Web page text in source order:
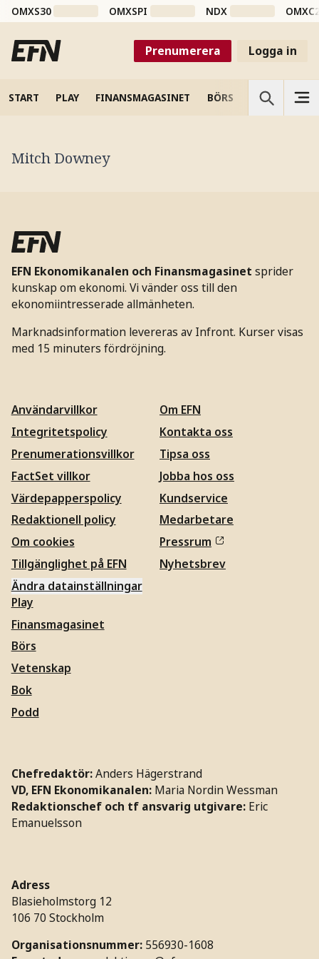
OMXS30 OMXSPI NDX
Prenumerera Logga in
START PLAY FINANSMAGASINET BÖRS VETENSKAP
Mitch Downey
EFN Ekonomikanalen och Finansmagasinet sprider
kunskap om ekonomi. Vi vänder oss till den
ekonomiintresserade allmänheten.
Marknadsinformation levereras av Infront. Kurser visas
med 15 minuters fördröjning.
Användarvillkor
Integritetspolicy
Prenumerationsvillkor
FactSet villkor
Värdepapperspolicy
Redaktionell policy
Om cookies
Tillgänglighet på EFN
Ändra datainställningar
Om EFN
Kontakta oss
Tipsa oss
Jobba hos oss
Kundservice
Medarbetare
Pressrum
Nyhetsbrev
Play
Finansmagasinet
Börs
Vetenskap
Bok
Podd
Chefredaktör:Anders Hägerstrand
VD, EFN Ekonomikanalen: Maria Nordin Wessman
Redaktionschef och tf ansvarig utgivare: Eric
Emanuelsson
Adress
Blasieholmstorg 12
106 70 Stockholm
Organisationsnummer: 556930-1608